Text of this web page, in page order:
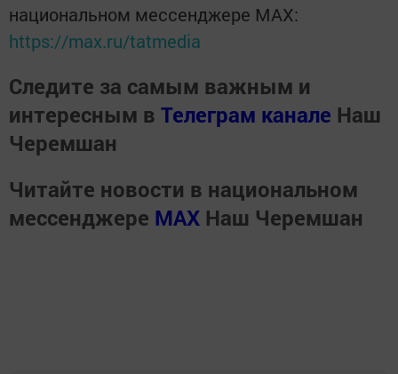
национальном мессенджере MАХ:
https://max.ru/tatmedia
Следите за самым важным и
интересным в Телеграм канале Наш
Черемшан
Читайте новости в национальном
мессенджере MАХ Наш Черемшан